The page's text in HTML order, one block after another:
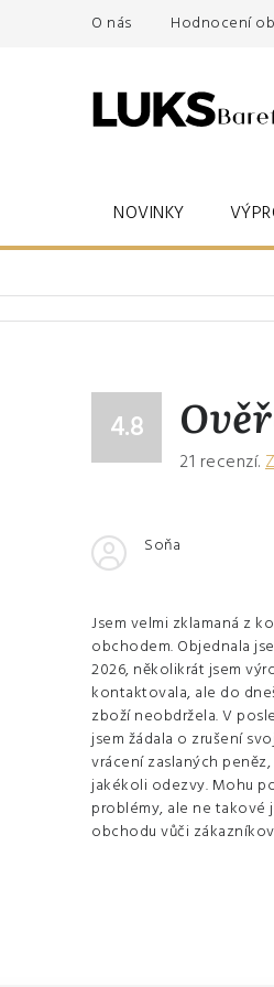
O nás Hodnocení
NOVINKY
4.8
21 recenzí.
Soňa
Jsem velmi zklamaná z
obchodem. Objednala
2026, několikrát jsem
kontaktovala, ale do
zboží neobdržela. V
jsem žádala o zrušení
vrácení zaslaných
jakékoli odezvy. Mohu
problémy, ale ne takové
obchodu vůči